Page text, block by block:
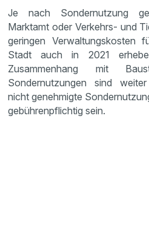
Je nach Sondernutzung
Marktamt oder Verkehrs- und
geringen Verwaltungskosten
Stadt auch in 2021
Zusammenhang mit
Sondernutzungen sind
nicht genehmigte
gebührenpflichtig sein.